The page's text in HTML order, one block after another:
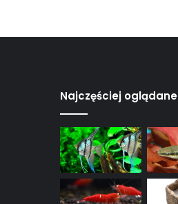
Najczęściej oglądane